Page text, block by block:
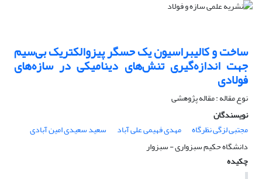
ساخت و کالیبراسیون یک حسگر پیزوالکتریک بی‌سیم
جهت اندازه‌گیری تنش‌های دینامیکی در سازه‌های
فولادی
نوع مقاله : مقاله پژوهشی
نویسندگان
مجتبی لزگی نظرگاه
مهدی فهیمی علی آباد
سعید سعیدی امین آبادی
دانشگاه حکیم سبزواری - سبزوار
چکیده